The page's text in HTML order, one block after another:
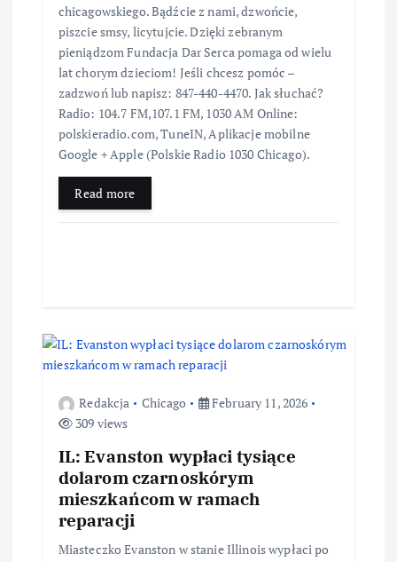
chicagowskiego. Bądźcie z nami, dzwońcie,
piszcie smsy, licytujcie. Dzięki zebranym
pieniądzom Fundacja Dar Serca pomaga od wielu
lat chorym dzieciom! Jeśli chcesz pomóc –
zadzwoń lub napisz: 847-440-4470. Jak słuchać?
Radio: 104.7 FM,107.1 FM, 1030 AM Online:
polskieradio.com, TuneIN, Aplikacje mobilne
Google + Apple (Polskie Radio 1030 Chicago).
Read more
Redakcja Chicago
February 11, 2026
309 views
IL: Evanston wypłaci tysiące
dolarom czarnoskórym
mieszkańcom w ramach
reparacji
Miasteczko Evanston w stanie Illinois wypłaci po